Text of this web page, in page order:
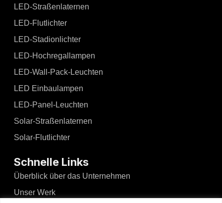
LED-Straßenlaternen
LED-Flutlichter
LED-Stadionlichter
LED-Hochregallampen
LED-Wall-Pack-Leuchten
LED Einbaulampen
LED-Panel-Leuchten
Solar-Straßenlaternen
Solar-Flutlichter
Schnelle Links
Überblick über das Unternehmen
Unser Werk